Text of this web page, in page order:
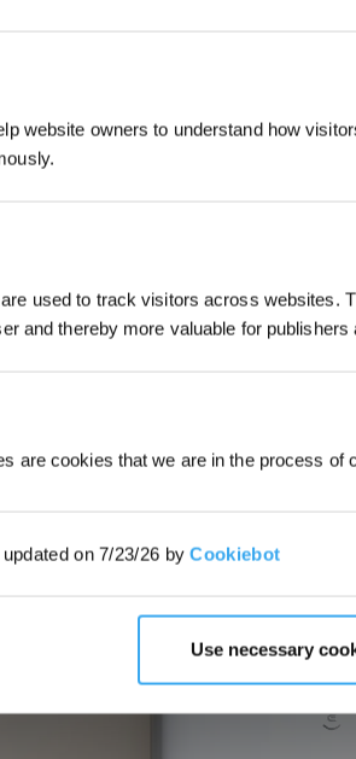
website owners to understand how
used to track visitors across websites.
and thereby more valuable for
are cookies that we are in the process
on 7/23/26 byCookiebot
Use necessary
è l'emblema
di coniugare
ridefinisce l'esperienza di pulizia,
Dotato di una tecnologia
connesso e nel pieno controllo delle